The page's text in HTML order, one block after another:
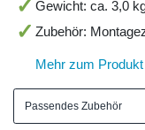
Gewicht: ca. 3,0
Zubehör:
Mehr zum
Passendes Zubehör